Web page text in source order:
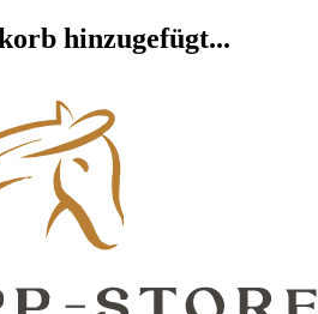
hinzugefügt...